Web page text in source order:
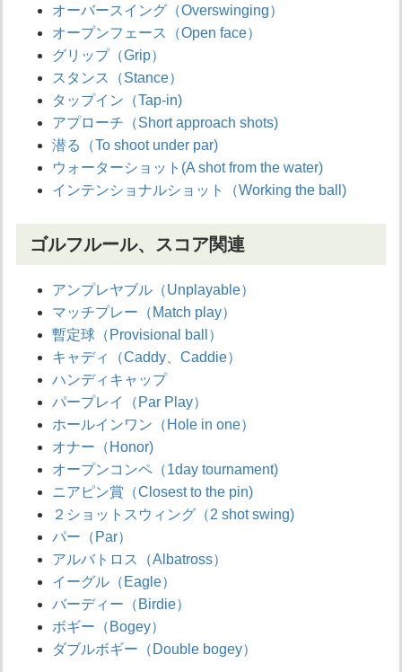
オーバースイング（Overswinging）
オープンフェース（Open face）
グリップ（Grip）
スタンス（Stance）
タップイン（Tap-in)
アプローチ（Short approach shots)
潜る（To shoot under par)
ウォーターショット(A shot from the water)
インテンショナルショット（Working the ball)
ゴルフルール、スコア関連
アンプレヤブル（Unplayable）
マッチプレー（Match play）
暫定球（Provisional ball）
キャディ（Caddy、Caddie）
ハンディキャップ
パープレイ（Par Play）
ホールインワン（Hole in one）
オナー（Honor)
オープンコンペ（1day tournament)
ニアピン賞（Closest to the pin)
２ショットスウィング（2 shot swing)
パー（Par）
アルバトロス（Albatross）
イーグル（Eagle）
バーディー（Birdie）
ボギー（Bogey）
ダブルボギー（Double bogey）